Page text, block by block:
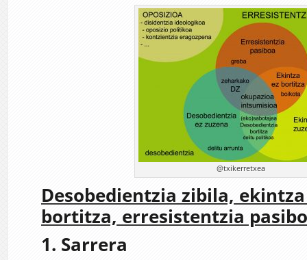
@txikerretxea
Desobedientzia zibila,
bortitza, erresistentzia
1. Sarrera